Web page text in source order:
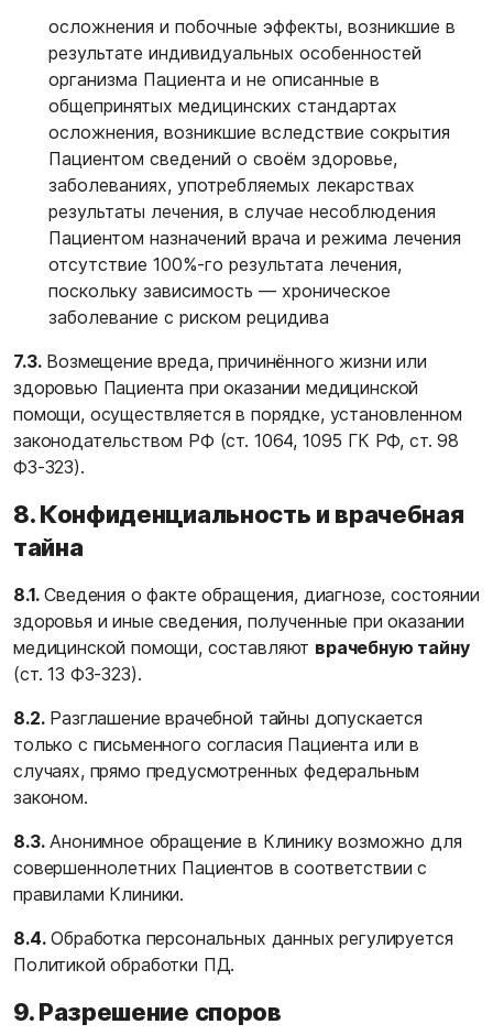
осложнения и побочные эффекты, возникшие в
результате индивидуальных особенностей
организма Пациента и не описанные в
общепринятых медицинских стандартах
осложнения, возникшие вследствие сокрытия
Пациентом сведений о своём здоровье,
заболеваниях, употребляемых лекарствах
результаты лечения, в случае несоблюдения
Пациентом назначений врача и режима лечения
отсутствие 100%-го результата лечения,
поскольку зависимость — хроническое
заболевание с риском рецидива
7.3.Возмещение вреда, причинённого жизни или
здоровью Пациента при оказании медицинской
помощи, осуществляется в порядке, установленном
законодательством РФ (ст. 1064, 1095 ГК РФ, ст. 98
ФЗ-323).
8. Конфиденциальность и врачебная
тайна
8.1.Сведения о факте обращения, диагнозе, состоянии
здоровья и иные сведения, полученные при оказании
медицинской помощи, составляют врачебную тайну
(ст. 13 ФЗ-323).
8.2.Разглашение врачебной тайны допускается
только с письменного согласия Пациента или в
случаях, прямо предусмотренных федеральным
законом.
8.3.Анонимное обращение в Клинику возможно для
совершеннолетних Пациентов в соответствии с
правилами Клиники.
8.4.Обработка персональных данных регулируется
Политикой обработки ПД.
9. Разрешение споров